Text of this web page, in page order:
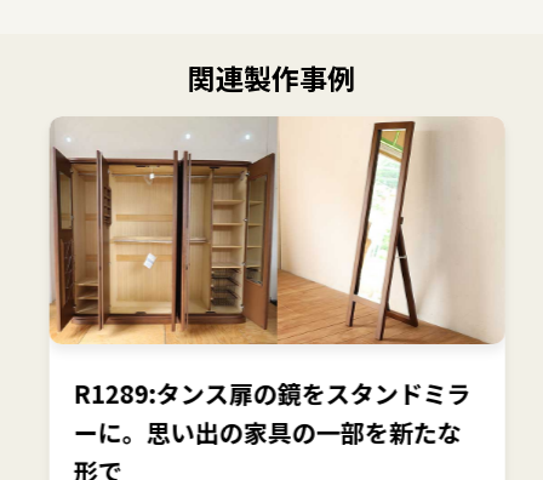
関連製作事例
R1289:タンス扉の鏡をスタンドミラ
ーに。思い出の家具の一部を新たな
形で